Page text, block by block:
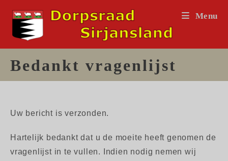
naar
inhoud
Menu
Bedankt vragenlijst
Uw bericht is verzonden.
Hartelijk bedankt dat u de moeite heeft genomen de
vragenlijst in te vullen. Indien nodig nemen wij